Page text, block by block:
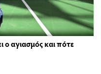
ο αγιασμός και πότε